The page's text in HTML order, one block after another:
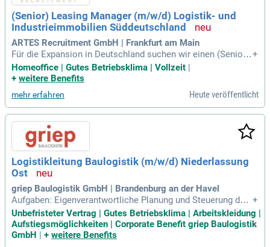
(Senior) Leasing Manager (m/w/d) Logistik- und
Industrieimmobilien Süddeutschland
ARTES Recruitment GmbH | Frankfurt am Main
Für die Expansion in Deutschland suchen wir einen (Senior)
Leasing Manager (m/w/d) für Logistik- und Industrieimmobi
lien in Süddeutschland. Diese standortunabhängige Position
elrolle sind Sie verantwortlich für die Verwaltung und Wertst
eigerung eines anspruchsvollen Immobilienportfolios. Zu Ih
ren Aufgaben gehören die Entwicklung und Umsetzung effek
tiver Vermietungsstrategien. Diese Strategien zielen darauf
ab, die Auslastung und Wertentwicklung der Immobilien zu
maximieren. Gestalten Sie Ihre Karriere in einem dynamisch
en Unternehmen und bringen Sie Ihr Vertriebsgeschick ein!
+
Homeoffice | Gutes Betriebsklima | Vollzeit |
+ weitere Benefits
mehr erfahren Heute veröffentlicht
Logistikleitung Baulogistik (m/w/d) Niederlassung
Ost
griep Baulogistik GmbH | Brandenburg an der Havel
Aufgaben: Eigenverantwortliche Planung und Steuerung der
Transportwege und des Lieferverkehrs auf der Großbaustell
e; Logistikkoordination und Organisation der Baustelleneinri
chtung; Flächenmanagement und Entsorgungslogistik; Mitar
+
Unbefristeter Vertrag | Gutes Betriebsklima | Arbeitskleidung |
Aufstiegsmöglichkeiten | Corporate Benefit griep Baulogistik
GmbH
+ weitere Benefits